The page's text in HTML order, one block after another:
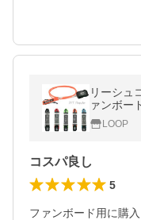
リーシュ
ァンボー
SSY グラ
LOOP
コスパ良し
5
ファンボード用に購